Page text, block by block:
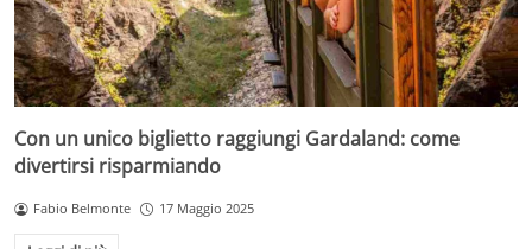
Con un unico biglietto raggiungi Gardaland: come
divertirsi risparmiando
Fabio Belmonte 17 Maggio 2025